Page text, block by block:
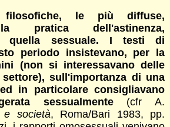
filosofiche, le più diffuse,
pratica dell'astinenza,
quella sessuale. I testi di
periodo insistevano, per la
(non si interessavano delle
sull'importanza di una
in particolare consigliavano
sessualmente(cfr A.
e società, Roma/Bari 1983, pp.